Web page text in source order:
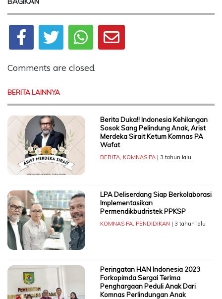
Comments are closed.
BERITA LAINNYA
Berita Duka!! Indonesia Kehilangan
Sosok Sang Pelindung Anak, Arist
Merdeka Sirait Ketum Komnas PA
Wafat
BERITA, KOMNAS PA| 3 tahun lalu
LPA Deliserdang Siap Berkolaborasi
Implementasikan
Permendikbudristek PPKSP
KOMNAS PA, PENDIDIKAN | 3 tahun lalu
Peringatan HAN Indonesia 2023
Forkopimda Sergai Terima
Penghargaan Peduli Anak Dari
Komnas Perlindungan Anak